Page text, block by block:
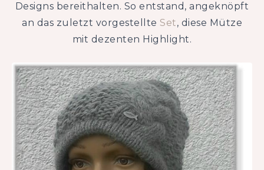
Designs bereithalten. So entstand, angeknöpft
an das zuletzt vorgestellte Set, diese Mütze
mit dezenten Highlight.